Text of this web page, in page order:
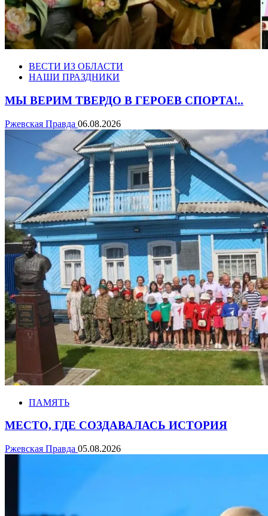
ВЕСТИ ИЗ ОБЛАСТИ
НАШИ ПРАЗДНИКИ
МЫ ВЕРИМ ТВЕРДО В ГЕРОЕВ СПОРТА!..
Ржевская Правда 06.08.2026
ПАМЯТЬ
МЕСТО, ГДЕ СОЗДАВАЛАСЬ ИСТОРИЯ
Ржевская Правда 05.08.2026